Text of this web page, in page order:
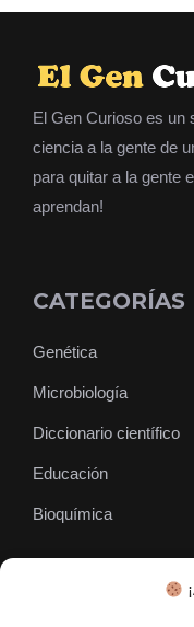
El Gen Curioso es un
ciencia a la gente de
para quitar a la gente
aprendan!
CATEGORÍAS
Genética
Microbiología
Diccionario científico
Educación
Bioquímica